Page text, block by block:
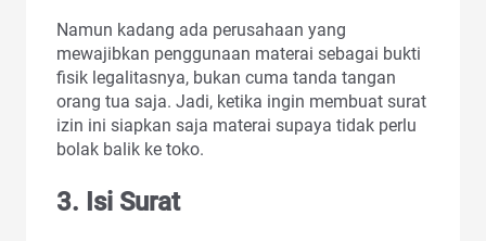
Namun kadang ada perusahaan yang
mewajibkan penggunaan materai sebagai bukti
fisik legalitasnya, bukan cuma tanda tangan
orang tua saja. Jadi, ketika ingin membuat surat
izin ini siapkan saja materai supaya tidak perlu
bolak balik ke toko.
3. Isi Surat